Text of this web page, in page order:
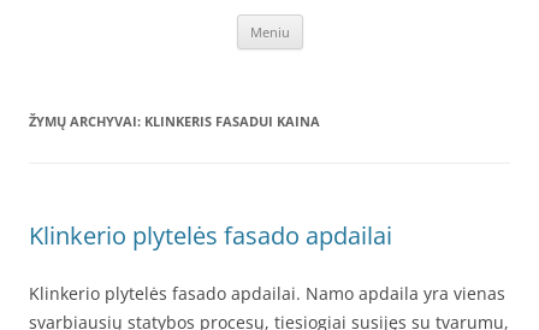
Meniu
ŽYMŲ ARCHYVAI: KLINKERIS FASADUI KAINA
Klinkerio plytelės fasado apdailai
Klinkerio plytelės fasado apdailai. Namo apdaila yra vienas
svarbiausių statybos procesų, tiesiogiai susijęs su tvarumu,